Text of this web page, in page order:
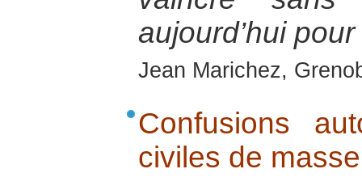
aujourd’hui
Jean Marichez,
Confusions
civiles de masse